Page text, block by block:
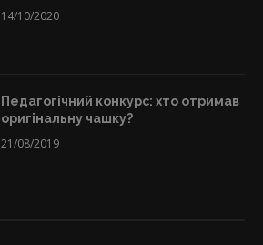
14/10/2020
Педагогічний конкурс: хто отримав
оригінальну чашку?
21/08/2019